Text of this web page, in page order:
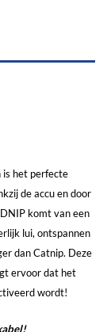
is het perfecte
de accu en door
komt van een
lui, ontspannen
dan Catnip. Deze
ervoor dat het
wordt!